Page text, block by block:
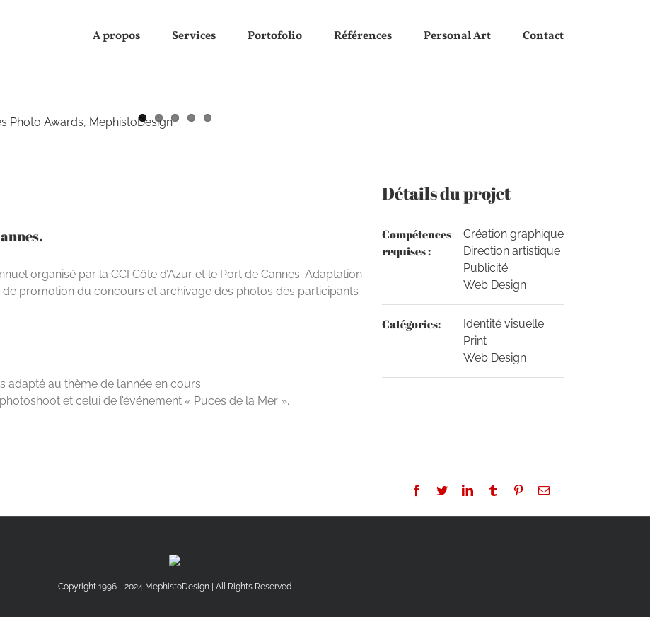
A propos Services Portofolio Références Personal Art Contact
organisé par la CCI Côte d’Azur et le Port de Cannes. Adaptation
promotion du concours et archivage des photos des participants
au thème de l’année en cours.
et celui de l’événement « Puces de la Mer ».
Détails du projet
Compétences
requises :
Création graphique
Direction artistique
Publicité
Web Design
Catégories:
Identité visuelle
Print
Web Design
Facebook
TwitterLinkedInTumblr PinterestEmail
Copyright 1996 - 2024 MephistoDesign | All Rights Reserved